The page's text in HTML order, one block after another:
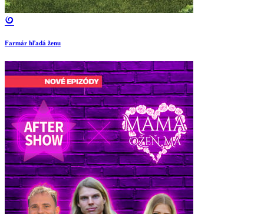
Farmár hľadá ženu